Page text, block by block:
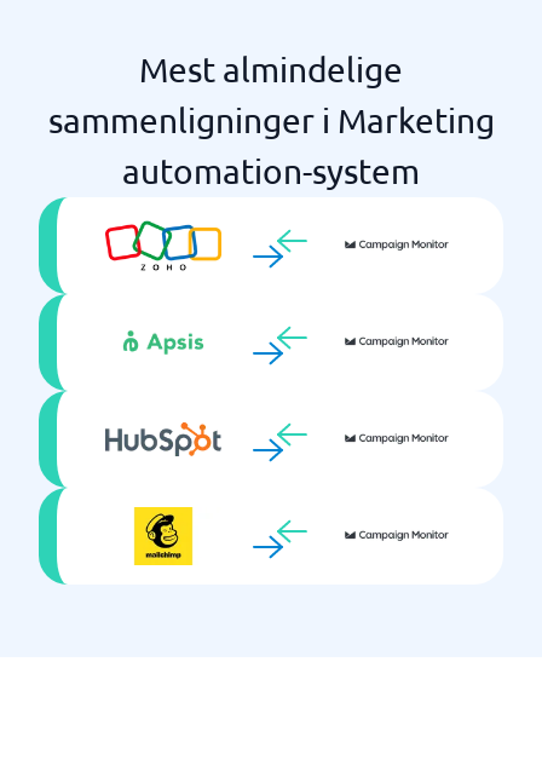
Mest almindelige
sammenligninger i Marketing
automation-system